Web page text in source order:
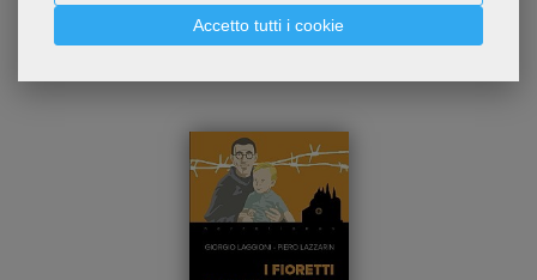
Accetto tutti i cookie
beatificazione.